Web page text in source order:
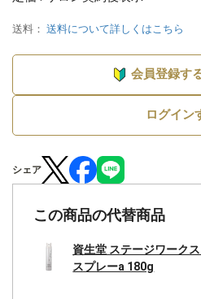
送料： 送料について詳しくはこちら
会員登録す
ログイン
シェア
この商品の代替商品
資生堂 ステージワーク
スプレーa 180g